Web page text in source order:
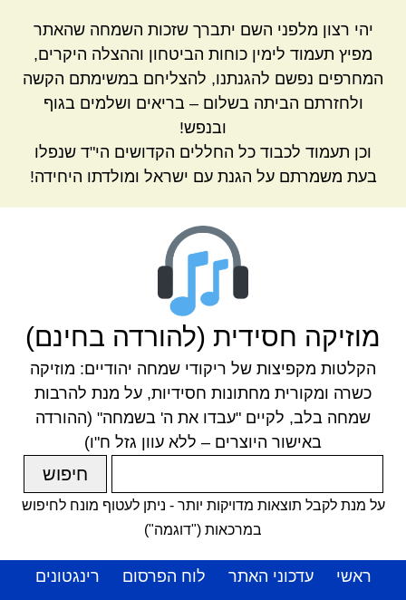
יהי רצון מלפני השם יתברך שזכות השמחה שהאתר
מפיץ תעמוד לימין כוחות הביטחון וההצלה היקרים,
המחרפים נפשם להגנתנו, להצליחם במשימתם הקשה
ולחזרתם הביתה בשלום – בריאים ושלמים בגוף
ובנפש!
וכן תעמוד לכבוד כל החללים הקדושים הי"ד שנפלו
בעת משמרתם על הגנת עם ישראל ומולדתו היחידה!
מוזיקה חסידית (להורדה בחינם)
הקלטות מקפיצות של ריקודי שמחה יהודיים: מוזיקה
כשרה ומקורית מחתונות חסידיות, על מנת להרבות
שמחה בלב, לקיים "עבדו את ה' בשמחה" (ההורדה
באישור היוצרים – ללא עוון גזל ח"ו)
על מנת לקבל תוצאות מדויקות יותר - ניתן לעטוף מונח לחיפוש
במרכאות ("דוגמה")
ראשי עדכוני האתר לוח הפרסום
רינגטונים